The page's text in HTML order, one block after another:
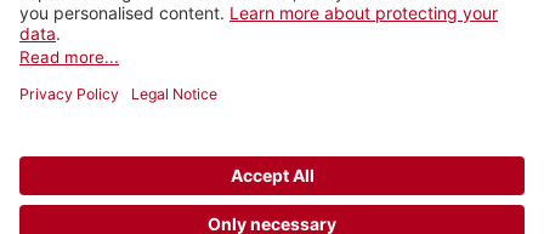
Duo Simolka-Wohlhauser